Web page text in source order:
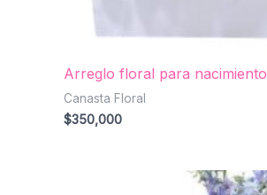
Arreglo floral para nacimiento
Canasta Floral
$350,000